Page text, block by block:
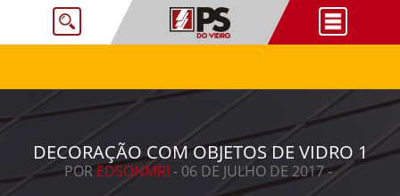
DECORAÇÃO COM OBJETOS DE VIDRO 1
POREDSONMRI - 06 DE JULHO DE 2017 -